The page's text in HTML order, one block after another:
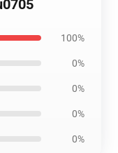
100%
0%
0%
0%
0%